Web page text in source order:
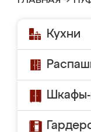
Кухни